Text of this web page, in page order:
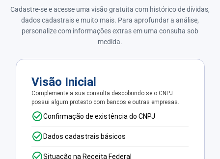
Cadastre-se e acesse uma visão gratuita com histórico de dívidas,
dados cadastrais e muito mais. Para aprofundar a análise,
personalize com informações extras em uma consulta sob
medida.
Visão Inicial
Complemente a sua consulta descobrindo se o CNPJ
possui algum protesto com bancos e outras empresas.
Confirmação de existência do CNPJ
Dados cadastrais básicos
Situação na Receita Federal